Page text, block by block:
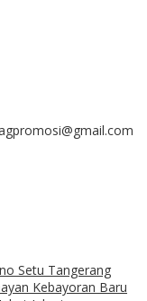
Setu Tangerang
Kebayoran Baru